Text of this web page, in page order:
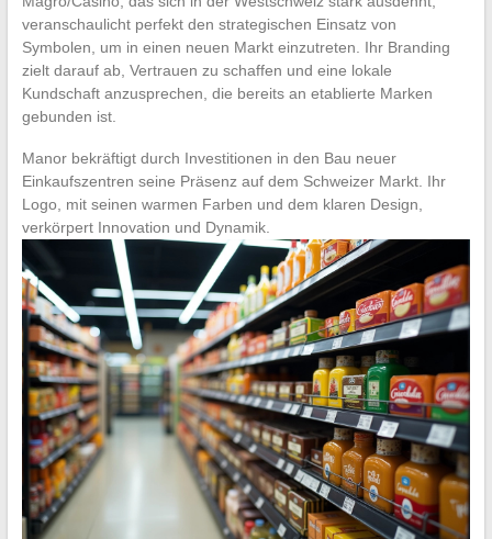
veranschaulicht perfekt den strategischen Einsatz von
Symbolen, um in einen neuen Markt einzutreten. Ihr Branding
zielt darauf ab, Vertrauen zu schaffen und eine lokale
Kundschaft anzusprechen, die bereits an etablierte Marken
gebunden ist.
Manor bekräftigt durch Investitionen in den Bau neuer
Einkaufszentren seine Präsenz auf dem Schweizer Markt. Ihr
Logo, mit seinen warmen Farben und dem klaren Design,
verkörpert Innovation und Dynamik.